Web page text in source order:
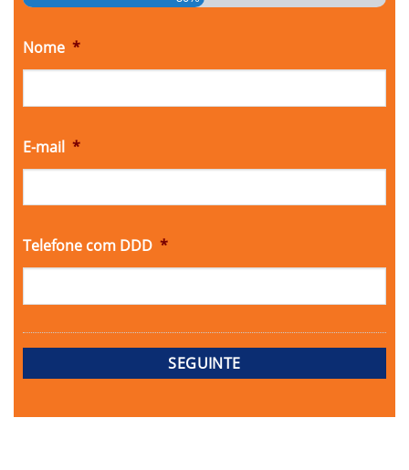
Nome *
E-mail *
Telefone com DDD *